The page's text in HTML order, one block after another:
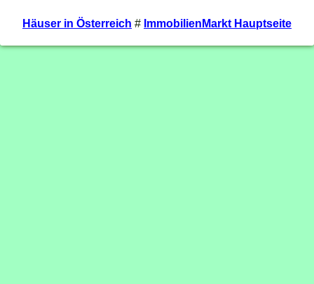
Häuser in Österreich # ImmobilienMarkt Hauptseite